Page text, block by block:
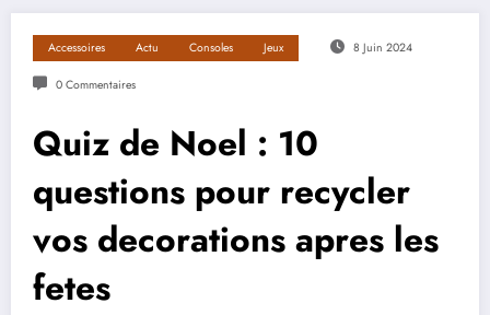
Accessoires Actu Consoles Jeux 8 Juin 2024
0 Commentaires
Quiz de Noel : 10
questions pour recycler
vos decorations apres les
fetes